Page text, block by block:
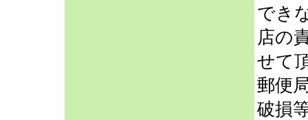
でき
店の
せて
郵便
破損